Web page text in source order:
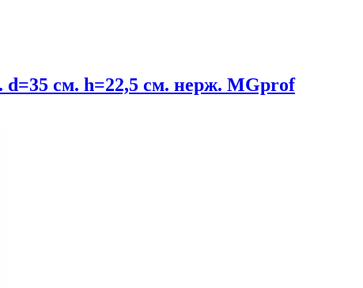
см. h=22,5 см. нерж. MGprof